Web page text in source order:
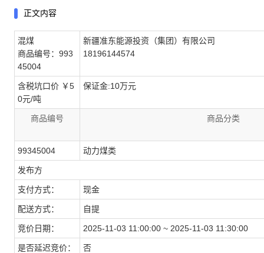
正文内容
混煤
商品编号：993
45004
新疆准东能源投资（集团）有限公司
18196144574
含税坑口价 ￥5
0元/吨
保证金:10万元
商品编号 商品分类
99345004 动力煤类
发布方
支付方式： 现金
配送方式： 自提
竞价日期： 2025-11-03 11:00:00 ~ 2025-11-03 11:30:00
是否延迟竞价： 否